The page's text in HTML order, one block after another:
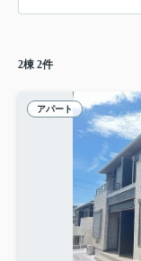
2棟 2件
アパート